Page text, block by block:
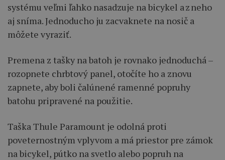
systému veľmi ľahko nasadzuje na bicykel a z neho
aj sníma. Jednoducho ju zacvaknete na nosič a
môžete vyraziť.
Premena z tašky na batoh je rovnako jednoduchá –
rozopnete chrbtový panel, otočíte ho a znovu
zapnete, aby boli čalúnené ramenné popruhy
batohu pripravené na použitie.
Taška Thule Paramount je odolná proti
poveternostným vplyvom a má priestor pre zámok
na bicykel, pútko na svetlo alebo popruh na